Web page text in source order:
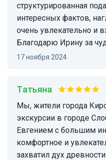
структурированная
интересных фактов,
очень увлекательно и
Благодарю Ирину за
17 ноября 2024
Татьяна
Мы, жители города Кирова, впервые были на
экскурсии в городе
Евгением с большим
комфортное и
захватил дух